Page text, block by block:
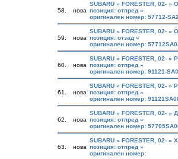
58. нова
SUBARU » FORESTER, 02-
позиция: отпред »
оригинален номер: 57712-
59. нова
SUBARU » FORESTER, 02-
позиция: отзад »
оригинален номер:
60. нова
SUBARU » FORESTER, 02-
позиция: отпред »
оригинален номер: 91121-
61. нова
SUBARU » FORESTER, 02-
позиция: отпред »
оригинален номер:
62. нова
SUBARU » FORESTER, 02- »
позиция: отпред »
оригинален номер:
63. нова
SUBARU » FORESTER, 02-
позиция: отпред »
оригинален номер: